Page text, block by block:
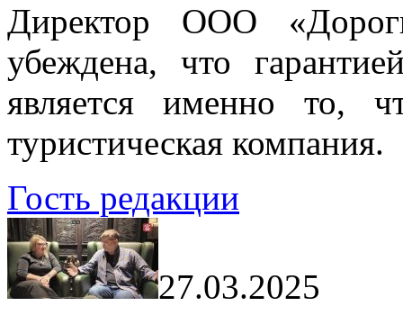
Директор ООО
убеждена, что
является именно то,
туристическая компания.
Гость редакции
27.03.2025